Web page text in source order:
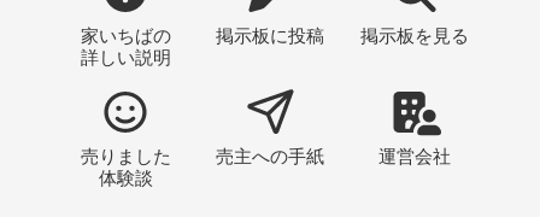
家いちばの
詳しい説明
掲示板に投稿 掲示板 を見る
売りました
体験談
売主への手紙 運営会社